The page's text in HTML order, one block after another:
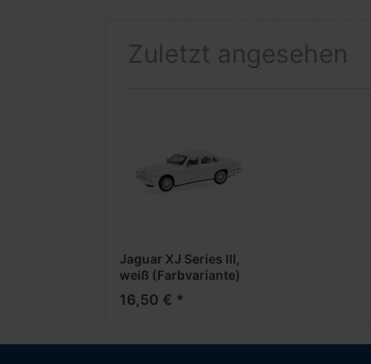
Zuletzt angesehen
Jaguar XJ Series III,
weiß (Farbvariante)
16,50 € *